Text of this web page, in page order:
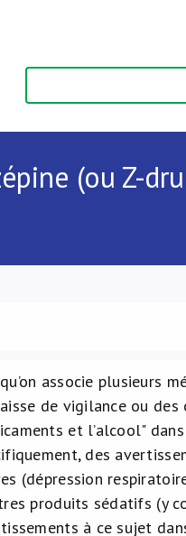
(ou Z-
associe plusieurs
de vigilance ou
et l’alcool"
des
(dépression
produits sédatifs (y
à ce sujet